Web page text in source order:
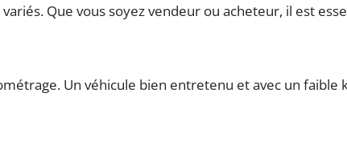
Que vous soyez vendeur ou acheteur, il est
Un véhicule bien entretenu et avec un